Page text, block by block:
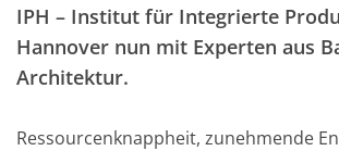
IPH – Institut für Integrierte
Hannover nun mit Experten aus
Architektur.
Ressourcenknappheit, zunehmende